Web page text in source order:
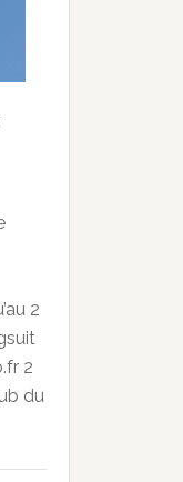
2
2
du